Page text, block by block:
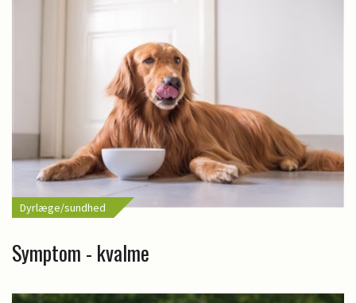
Dyrlæge/sundhed
Symptom - kvalme